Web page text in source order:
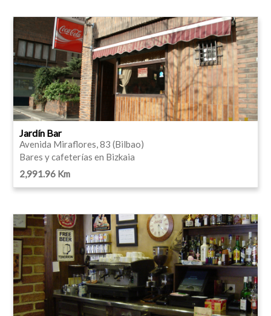
Jardín Bar
Avenida Miraflores, 83 (Bilbao)
Bares y cafeterías en Bizkaia
2,991.96 Km